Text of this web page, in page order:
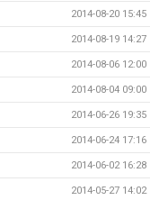
2014-08-20 15:45
2014-08-19 14:27
2014-08-06 12:00
2014-08-04 09:00
2014-06-26 19:35
2014-06-24 17:16
2014-06-02 16:28
2014-05-27 14:02